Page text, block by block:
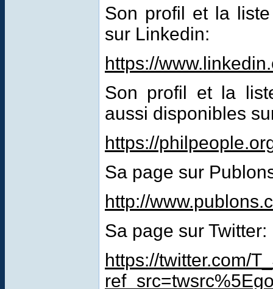
Son profil et la
sur Linkedin:
https://
Son profil et la
aussi disponibles
https://
Sa page sur
http://
Sa page sur Twitter:
https://twitter.com/